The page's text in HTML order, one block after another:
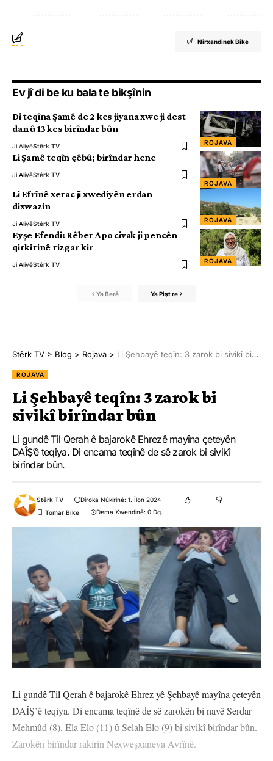
Nirxandinek Bike
Ev jî di be ku bala te bikşînin
ROJAVA
Di teqîna Şamê de 2 kes jiyana xwe ji dest
dan û 13 kes birîndar bûn
Ji AliyêStêrk TV
ROJAVA
Li Şamê teqîn çêbû; birîndar hene
Ji AliyêStêrk TV
ROJAVA
Li Efrînê xerac ji xwediyên erdan
dixwazin
Ji AliyêStêrk TV
ROJAVA
Eyşe Efendî: Rêber Apo civak ji pencên
qirkirinê rizgar kir
Ji AliyêStêrk TV
Ya Berê Ya Pişt re
Stêrk TV > Blog > Rojava > Li Şehbayê teqîn: 3 zarok bi sivikî birîndar bûn
ROJAVA
Li Şehbayê teqîn: 3 zarok bi
sivikî birîndar bûn
Li gundê Til Qerah ê bajarokê Ehrezê mayîna çeteyên
DAÎŞ’ê teqiya. Di encama teqînê de sê zarok bi sivikî
birîndar bûn.
Stêrk TV
Dîroka Nûkirinê: 1. Îlon 2024
Dema Xwendinê: 0 Dq.
Li gundê Til Qerah ê bajarokê Ehrez yê Şehbayê mayîna çeteyên
DAÎŞ’ê teqiya. Di encama teqînê de sê zarokên bi navê Serdar
Mehmûd (8), Ela Elo (11) û Selah Elo (9) bi sivikî birîndar bûn.
Zarokên birîndar rakirin Nexweşxaneya Avrînê.